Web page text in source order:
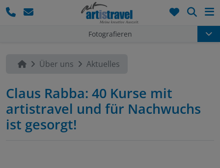
Fotografieren
Über uns Aktuelles
Claus Rabba: 40 Kurse mit
artistravel und für Nachwuchs
ist gesorgt!